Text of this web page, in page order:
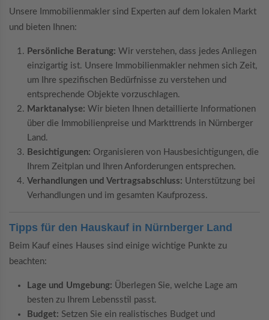
Unsere Immobilienmakler sind Experten auf dem lokalen Markt
und bieten Ihnen:
Persönliche Beratung: Wir verstehen, dass jedes Anliegen
einzigartig ist. Unsere Immobilienmakler nehmen sich Zeit,
um Ihre spezifischen Bedürfnisse zu verstehen und
entsprechende Objekte vorzuschlagen.
Marktanalyse: Wir bieten Ihnen detaillierte Informationen
über die Immobilienpreise und Markttrends in Nürnberger
Land.
Besichtigungen: Organisieren von Hausbesichtigungen, die
Ihrem Zeitplan und Ihren Anforderungen entsprechen.
Verhandlungen und Vertragsabschluss: Unterstützung bei
Verhandlungen und im gesamten Kaufprozess.
Tipps für den Hauskauf in Nürnberger Land
Beim Kauf eines Hauses sind einige wichtige Punkte zu
beachten:
Lage und Umgebung: Überlegen Sie, welche Lage am
besten zu Ihrem Lebensstil passt.
Budget: Setzen Sie ein realistisches Budget und